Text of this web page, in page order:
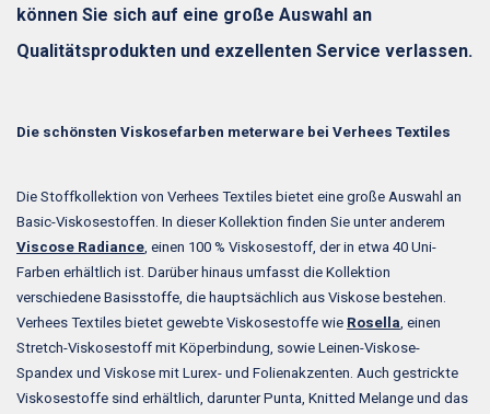
können Sie sich auf eine große Auswahl an
Qualitätsprodukten und exzellenten Service verlassen.
Die schönsten Viskosefarben meterware bei Verhees Textiles
Die Stoffkollektion von Verhees Textiles bietet eine große Auswahl an
Basic-Viskosestoffen. In dieser Kollektion finden Sie unter anderem
Viscose Radiance, einen 100 % Viskosestoff, der in etwa 40 Uni-
Farben erhältlich ist. Darüber hinaus umfasst die Kollektion
verschiedene Basisstoffe, die hauptsächlich aus Viskose bestehen.
Verhees Textiles bietet gewebte Viskosestoffe wie Rosella, einen
Stretch-Viskosestoff mit Köperbindung, sowie Leinen-Viskose-
Spandex und Viskose mit Lurex- und Folienakzenten. Auch gestrickte
Viskosestoffe sind erhältlich, darunter Punta, Knitted Melange und das